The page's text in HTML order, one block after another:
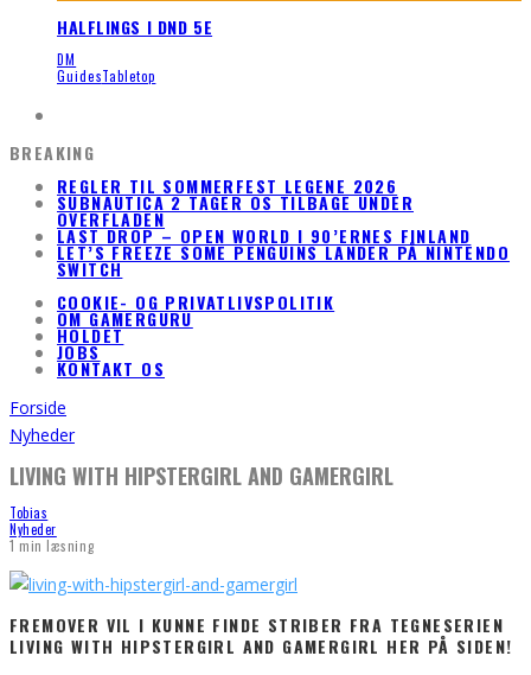
HALFLINGS I DND 5E
DM
GuidesTabletop
BREAKING
REGLER TIL SOMMERFEST LEGENE 2026
SUBNAUTICA 2 TAGER OS TILBAGE UNDER
OVERFLADEN
LAST DROP – OPEN WORLD I 90’ERNES FINLAND
LET’S FREEZE SOME PENGUINS LANDER PÅ NINTENDO
SWITCH
COOKIE- OG PRIVATLIVSPOLITIK
OM GAMERGURU
HOLDET
JOBS
KONTAKT OS
Forside
Nyheder
LIVING WITH HIPSTERGIRL AND GAMERGIRL
Tobias
Nyheder
1 min læsning
FREMOVER VIL I KUNNE FINDE STRIBER FRA TEGNESERIEN
LIVING WITH HIPSTERGIRL AND GAMERGIRL HER PÅ SIDEN!